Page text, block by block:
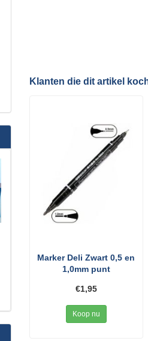
Klanten die dit artikel
Marker Deli Zwart 0,5 en
1,0mm punt
€1,95
Koop nu